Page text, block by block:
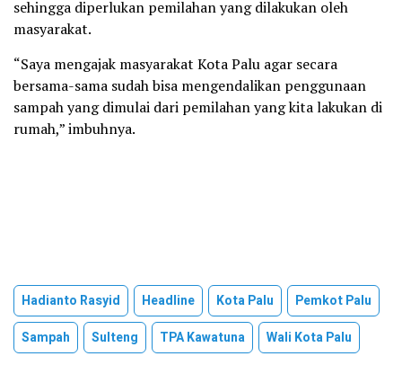
sehingga diperlukan pemilahan yang dilakukan oleh
masyarakat.
“Saya mengajak masyarakat Kota Palu agar secara
bersama-sama sudah bisa mengendalikan penggunaan
sampah yang dimulai dari pemilahan yang kita lakukan di
rumah,” imbuhnya.
Hadianto Rasyid Headline Kota Palu
Pemkot Palu
Sampah
Sulteng TPA Kawatuna Wali Kota Palu